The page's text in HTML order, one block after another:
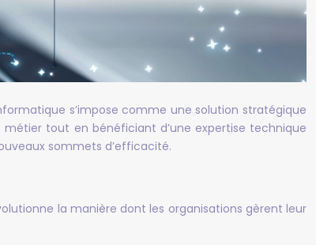
s’impose comme une solution stratégique
tout en bénéficiant d’une expertise technique
sommets d’efficacité.
la manière dont les organisations gèrent leur